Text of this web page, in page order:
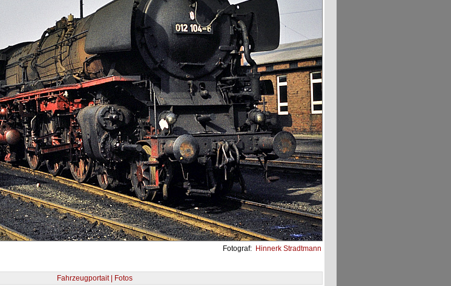
Fotograf: Hinnerk Stradtmann
Fahrzeugportait | Fotos